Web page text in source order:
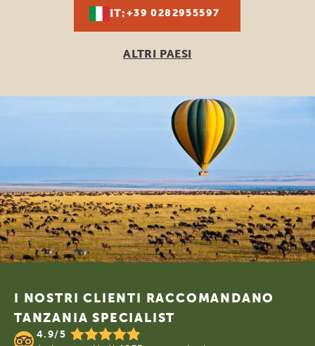
IT:+39 0282955597
ALTRI PAESI
Footer
I NOSTRI CLIENTI RACCOMANDANO
TANZANIA SPECIALIST
4.9/5